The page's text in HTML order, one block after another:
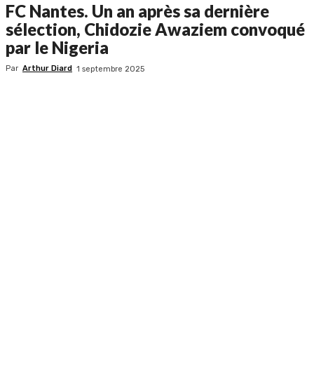
FC Nantes. Un an après sa dernière
sélection, Chidozie Awaziem convoqué
par le Nigeria
Par Arthur Diard 1 septembre 2025